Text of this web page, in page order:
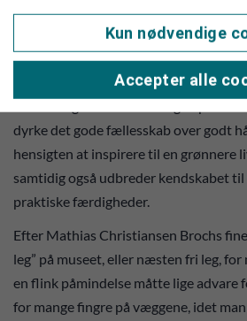
Og nu er er ved tanken om at bruge
der på museet blive afholdt en række
maj. Det handler om reparation og
dyrke det gode fællesskab over godt
hensigten at inspirere til en grønnere
samtidig også udbreder kendskabet til
praktiske færdigheder.
Efter Mathias Christiansen Brochs
leg” på museet, eller næsten fri leg,
en flink påmindelse måtte lige advare
for mange fingre på væggene, idet
Kun nødvendige
Accepter alle